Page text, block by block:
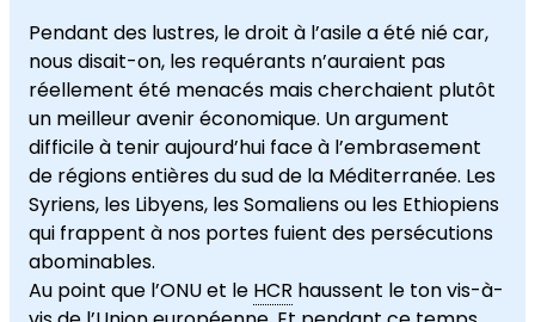
Pendant des lustres, le droit à l’asile a été nié car,
nous disait-on, les requérants n’auraient pas
réellement été menacés mais cherchaient plutôt
un meilleur avenir économique. Un argument
difficile à tenir aujourd’hui face à l’embrasement
de régions entières du sud de la Méditerranée. Les
Syriens, les Libyens, les Somaliens ou les Ethiopiens
qui frappent à nos portes fuient des persécutions
abominables.
Au point que l’ONU et le HCR haussent le ton vis-à-